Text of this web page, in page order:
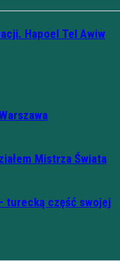
Hapoel Tel Awiw
Mistrza Świata
turecką część swojej